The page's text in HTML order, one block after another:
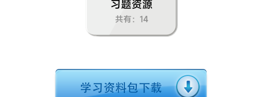
习题资源
共有：14